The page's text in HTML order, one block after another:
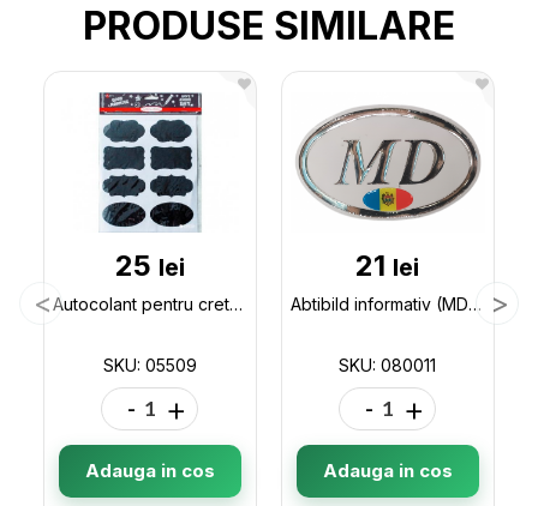
PRODUSE SIMILARE
25 lei
Autocolant pentru creta 8buc 740825 05509
SKU: 05509
- +
Adauga in cos
21 lei
Abtibild informativ (MD) 080011
SKU: 080011
- +
Adauga in cos